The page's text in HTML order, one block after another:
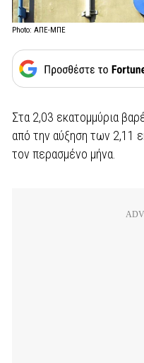
Photo: ΑΠΕ-ΜΠΕ
Στα 2,03 εκατομμύρια
από την αύξηση των 2,11
τον περασμένο μήνα.